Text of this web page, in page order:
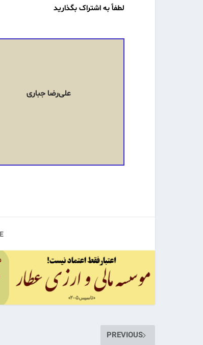
لطفاً به اشتراک بگذارید
علی‌رضا جباری
PREVIOUS